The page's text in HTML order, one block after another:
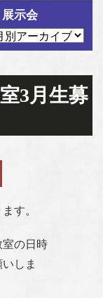
展示会
3月生募
す。
室の日時
しま